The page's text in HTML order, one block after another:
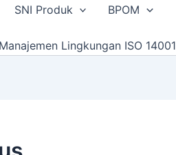
SNI Produk
BPOM
Lingkungan ISO 14001